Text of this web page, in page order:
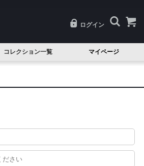
ログイン
コレクション一覧
Serenity(セレニティ)
Forge(フォージ)
マイページ